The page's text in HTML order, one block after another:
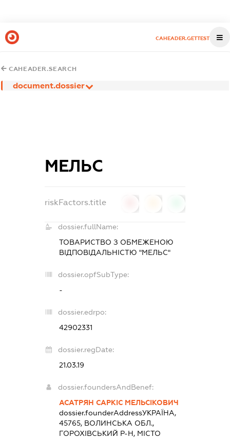
CAHEADER.GETTEST
CAHEADER.SEARCH
document.dossier
МЕЛЬС
riskFactors.title
dossier.fullName:
ТОВАРИСТВО З ОБМЕЖЕНОЮ
ВІДПОВІДАЛЬНІСТЮ "МЕЛЬС"
dossier.opfSubType:
-
dossier.edrpo:
42902331
dossier.regDate:
21.03.19
dossier.foundersAndBenef:
АСАТРЯН САРКІС МЕЛЬСІКОВИЧ
dossier.founderAddressУКРАЇНА,
45765, ВОЛИНСЬКА ОБЛ.,
ГОРОХІВСЬКИЙ Р-Н, МІСТО